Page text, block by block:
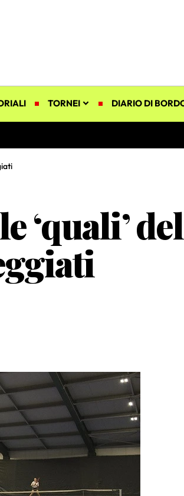
TORNEI DIARIO DI
‘quali’